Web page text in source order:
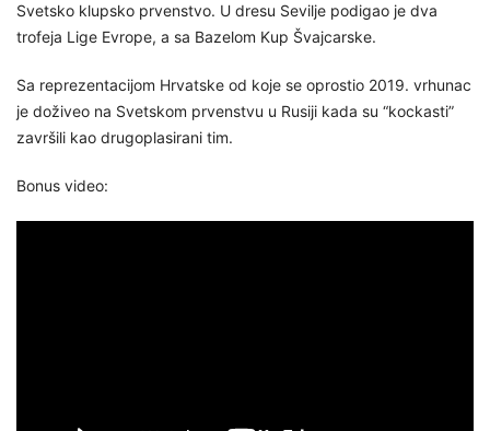
Svetsko klupsko prvenstvo. U dresu Sevilje podigao je dva
trofeja Lige Evrope, a sa Bazelom Kup Švajcarske.
Sa reprezentacijom Hrvatske od koje se oprostio 2019. vrhunac
je doživeo na Svetskom prvenstvu u Rusiji kada su “kockasti”
završili kao drugoplasirani tim.
Bonus video: